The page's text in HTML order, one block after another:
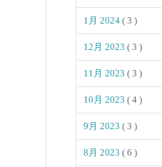
1月 2024 ( 3 )
12月 2023 ( 3 )
11月 2023 ( 3 )
10月 2023 ( 4 )
9月 2023 ( 3 )
8月 2023 ( 6 )